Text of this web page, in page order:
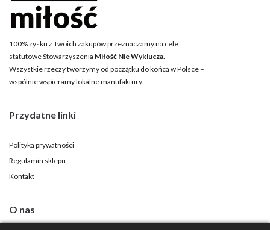
100% zysku z Twoich zakupów przeznaczamy na cele
statutowe Stowarzyszenia Miłość Nie Wyklucza.
Wszystkie rzeczy tworzymy od początku do końca w Polsce –
wspólnie wspieramy lokalne manufaktury.
Przydatne linki
Polityka prywatności
Regulamin sklepu
Kontakt
O nas